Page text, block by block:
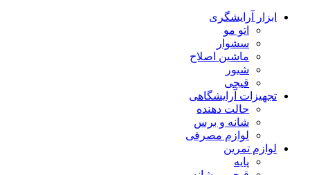
ابزار آرایشگری
اتو مو
سشوار
ماشین اصلاح
شیور
قیچی
تجهیزات آرایشگاهی
حالت دهنده
شانه و برس
لوازم مصرفی
لوازم تمرین
پایه